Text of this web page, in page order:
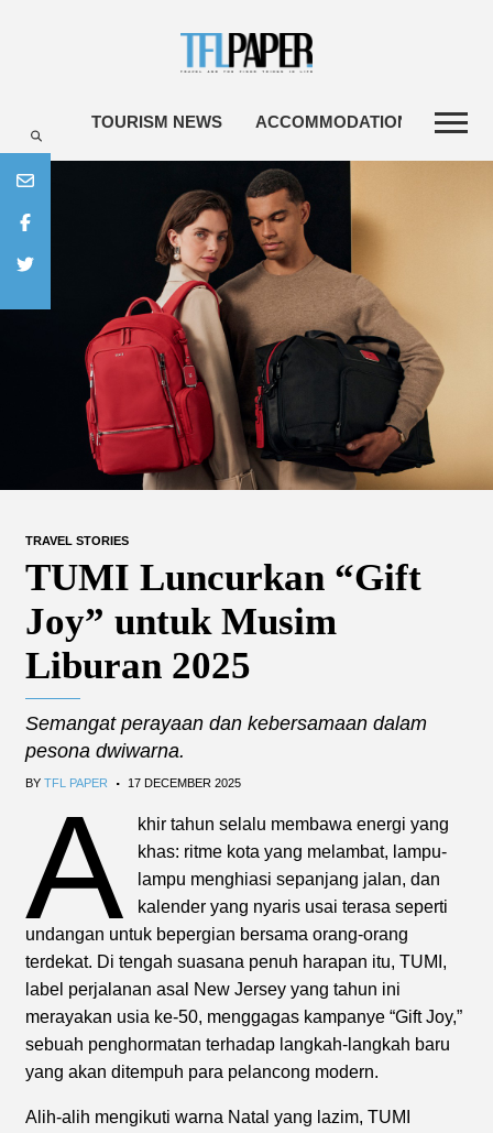
TOURISM NEWS ACCOMMODATIONS
TRAVEL STORIES
TUMI Luncurkan “Gift
Joy” untuk Musim
Liburan 2025
Semangat perayaan dan kebersamaan dalam
pesona dwiwarna.
BY TFL PAPER . 17 DECEMBER 2025
A
khir tahun selalu membawa energi yang
khas: ritme kota yang melambat, lampu-
lampu menghiasi sepanjang jalan, dan
kalender yang nyaris usai terasa seperti
undangan untuk bepergian bersama orang-orang
terdekat. Di tengah suasana penuh harapan itu, TUMI,
label perjalanan asal New Jersey yang tahun ini
merayakan usia ke-50, menggagas kampanye “Gift Joy,”
sebuah penghormatan terhadap langkah-langkah baru
yang akan ditempuh para pelancong modern.
Alih-alih mengikuti warna Natal yang lazim, TUMI